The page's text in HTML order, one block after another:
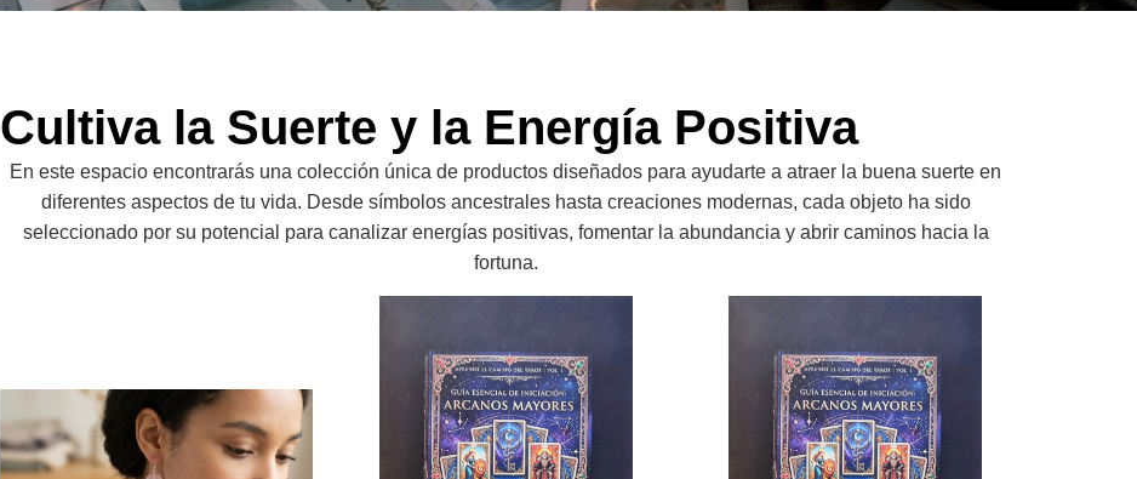
Cultiva la Suerte y la Energía Positiva
En este espacio encontrarás una colección única de productos diseñados para ayudarte a atraer la buena suerte en
diferentes aspectos de tu vida. Desde símbolos ancestrales hasta creaciones modernas, cada objeto ha sido
seleccionado por su potencial para canalizar energías positivas, fomentar la abundancia y abrir caminos hacia la
fortuna.